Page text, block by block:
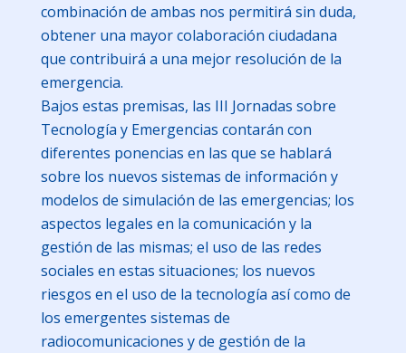
combinación de ambas nos permitirá sin duda,
obtener una mayor colaboración ciudadana
que contribuirá a una mejor resolución de la
emergencia.
Bajos estas premisas, las III Jornadas sobre
Tecnología y Emergencias contarán con
diferentes ponencias en las que se hablará
sobre los nuevos sistemas de información y
modelos de simulación de las emergencias; los
aspectos legales en la comunicación y la
gestión de las mismas; el uso de las redes
sociales en estas situaciones; los nuevos
riesgos en el uso de la tecnología así como de
los emergentes sistemas de
radiocomunicaciones y de gestión de la